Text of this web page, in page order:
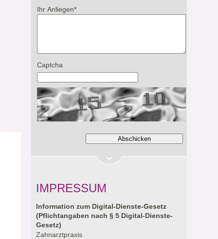
Ihr Anliegen*
Captcha
IMPRESSUM
Information zum Digital-Dienste-Gesetz
(Pflichtangaben nach § 5 Digital-Dienste-
Gesetz)
Zahnarztpraxis